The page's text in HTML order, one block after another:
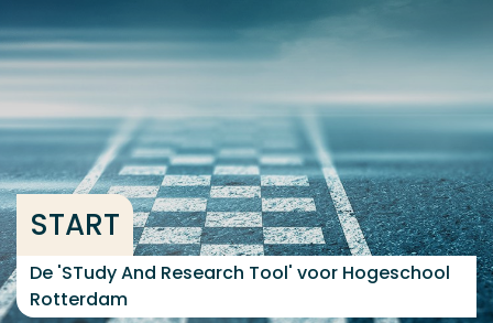
... > START
START
De 'STudy And Research Tool' voor Hogeschool
Rotterdam
Veel gezocht
Opleiding
Contact